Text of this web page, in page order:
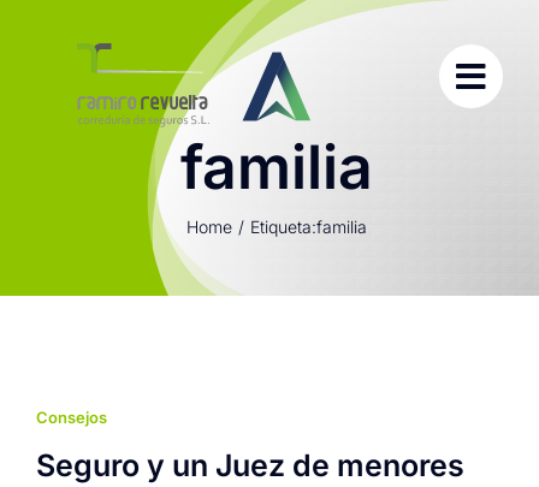
familia
Home Etiqueta:familia
Consejos
Seguro y un Juez de menores